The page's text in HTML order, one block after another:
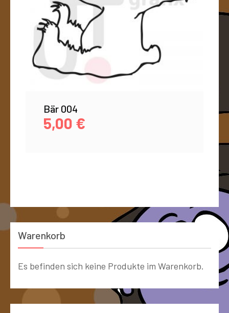
Bär 004
5,00 €
Warenkorb
Es befinden sich keine Produkte im Warenkorb.